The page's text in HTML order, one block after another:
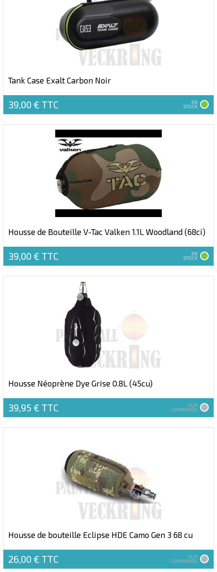
Tank Case Exalt Carbon Noir
39,00 € TTC EN
STOCK
Housse de Bouteille V-Tac Valken 1.1L Woodland (68ci)
39,00 € TTC EN
STOCK
Housse Néoprène Dye Grise 0.8L (45cu)
39,95 € TTC SUR
COMMANDE
Housse de bouteille Eclipse HDE Camo Gen 3 68 cu
26,00 € TTC SUR
COMMANDE